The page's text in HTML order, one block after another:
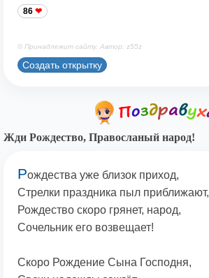
86
© Принадлежит сайту. Автор: z55z
Создать открытку
Жди Рождество, Правосланый народ!
Рождества уже близок приход,
Стрелки праздника пыл приближают,
Рождество скоро грянет, народ,
Сочельник его возвещает!
Скоро Рождение Сына Господня,